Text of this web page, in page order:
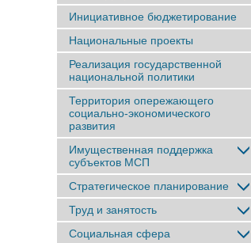
Инициативное бюджетирование
Национальные проекты
Реализация государственной
национальной политики
Территория опережающего
социально-экономического
развития
Имущественная поддержка
субъектов МСП
Стратегическое планирование
Труд и занятость
Социальная сфера